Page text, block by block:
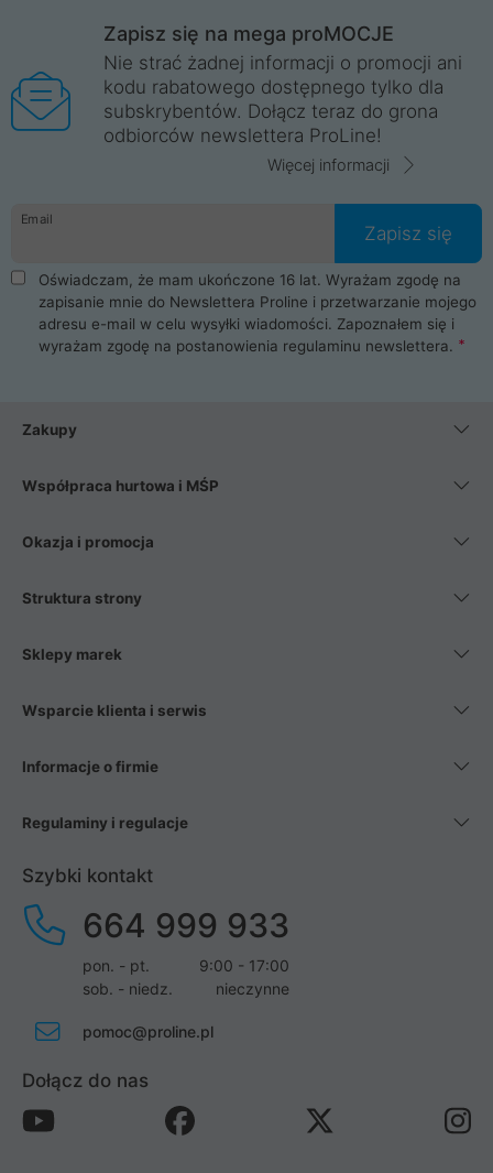
Wrocław, Poznań, Legnica, Katowice, Gliwice, Kalisz, Bytom,
Trzebnica, Opole. Szybka i profesjonalna obsługa!
ProLine to polska firma ze 100% polskim kapitałem. Działamy
legalnie i płacimy podatki w naszym kraju! Posiadamy siedzibę
główną w Mirkowie oraz salony na terenie kraju. Cała
komunikacja ze sklepem komputerowym ProLine jest
danych osobowych. Dlatego zakup notebooka albo laptopa w
ProLine to czysta przyjemność i pełne bezpieczeństwo.
Zaopatrzysz się u nas w akcesoria i części komputerowe
takie jak procesory, karty graficzne, płyty główne, pamięci,
dyski SSD, M.2 oraz HDD. Nasi pracownicy pomogą Ci wybrać
najlepszy zasilacz komputerowy oraz obudowę do komputera.
Poza komputerami mamy również najlepsze na rynku
Smartfony takich producentów jak Xiaomi, Apple, Samsung i
wentylatory. Na koniec mając już to wszystko, możesz
Zapisz się na mega proMOCJE
Nie strać żadnej informacji o promocji ani
kodu rabatowego dostępnego tylko dla
subskrybentów. Dołącz teraz do grona
odbiorców newslettera ProLine!
Więcej informacji
Email
Zapisz się
Oświadczam, że mam ukończone 16 lat. Wyrażam zgodę na
zapisanie mnie do Newslettera Proline i przetwarzanie mojego
adresu e-mail w celu wysyłki wiadomości. Zapoznałem się i
wyrażam zgodę na postanowienia regulaminu newslettera.
Zakupy
Współpraca hurtowa i MŚP
Okazja i promocja
Struktura strony
Sklepy marek
Wsparcie klienta i serwis
Informacje o firmie
Regulaminy i regulacje
Szybki kontakt
664 999 933
pon. - pt.
9:00 - 17:00
sob. - niedz.
nieczynne
pomoc@proline.pl
Dołącz do nas